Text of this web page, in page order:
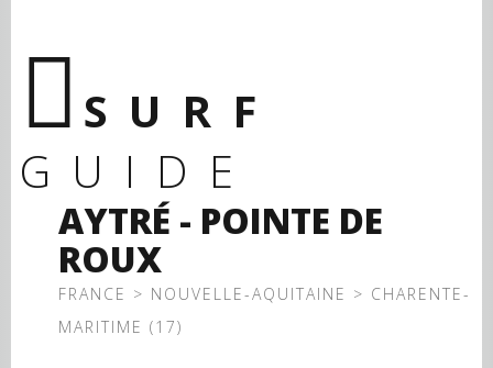
SURF
GUIDE
AYTRÉ - POINTE DE
ROUX
FRANCE > NOUVELLE-AQUITAINE > CHARENTE-
MARITIME (17)